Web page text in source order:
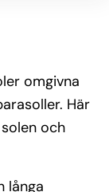
omgivna
Här
och
långa